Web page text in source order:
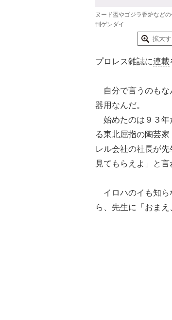
ヌード盃やゴジラ香炉など
刊ゲンダイ
拡大
プロレス雑誌に連載
自分で言うのもな
器用なんだ。
始めたのは９３年
る東北屈指の陶芸
レル会社の社長が
見てもらえよ」と言
イロハのイも知ら
ら、先生に「おま